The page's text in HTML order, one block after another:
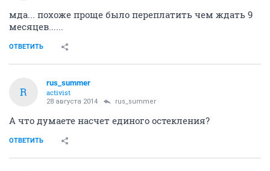
мда... похоже проще было переплатить чем ждать 9
месяцев......
ОТВЕТИТЬ
R
rus_summer
activist
28 августа 2014 rus_summer
А что думаете насчет единого остекления?
ОТВЕТИТЬ